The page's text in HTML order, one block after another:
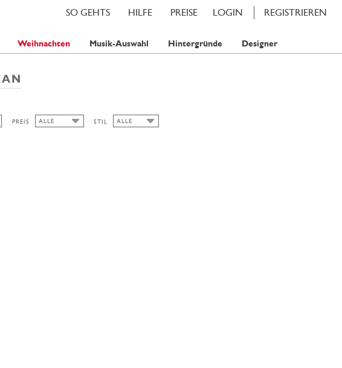
LOGIN REGISTRIEREN
PREISE
HILFE
SO GEHTS
Weihnachten Musik-Auswahl Hintergründe Designer
PREIS
ALLE
STIL
ALLE